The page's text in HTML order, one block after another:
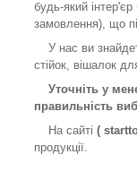
будь-який
замовлення), що
У нас ви
стійок, вішалок
Уточніть у
правильність
На сайті (
продукції.